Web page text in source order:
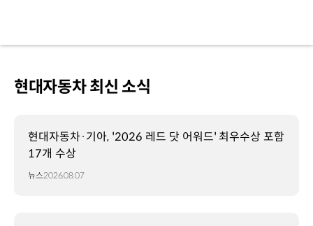
현대자동차 최신 소식
현대자동차·기아, '2026 레드 닷 어워드' 최우수상 포함
17개 수상
뉴스2026.08.07